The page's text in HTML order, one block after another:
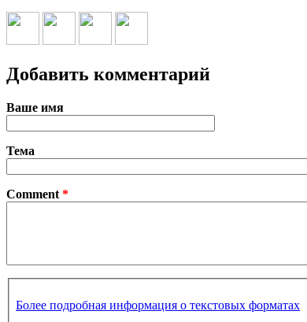
Добавить комментарий
Ваше имя
Тема
Comment *
Более подробная информация о текстовых форматах